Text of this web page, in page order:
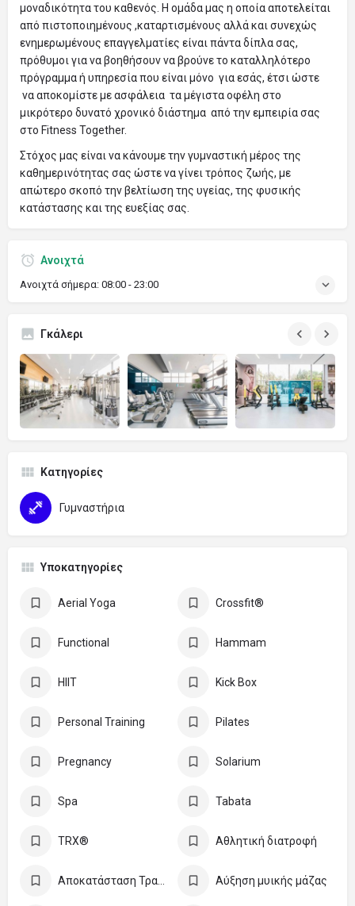
μοναδικότητα του καθενός. Η ομάδα μας η οποία αποτελείται
από πιστοποιημένους ,καταρτισμένους αλλά και συνεχώς
ενημερωμένους επαγγελματίες είναι πάντα δίπλα σας,
πρόθυμοι για να βοηθήσουν να βρούνε το καταλληλότερο
πρόγραμμα ή υπηρεσία που είναι μόνο για εσάς, έτσι ώστε
να αποκομίστε με ασφάλεια τα μέγιστα οφέλη στο
μικρότερο δυνατό χρονικό διάστημα από την εμπειρία σας
στο Fitness Together.
Στόχος μας είναι να κάνουμε την γυμναστική μέρος της
καθημερινότητας σας ώστε να γίνει τρόπος ζωής, με
απώτερο σκοπό την βελτίωση της υγείας, της φυσικής
κατάστασης και της ευεξίας σας.
Ανοιχτά
Ανοιχτά σήμερα: 08:00 - 23:00
Γκάλερι
Κατηγορίες
Γυμναστήρια
Υποκατηγορίες
Aerial Yoga Crossfit®
Functional Hammam
HIIT Kick Box
Personal Training Pilates
Pregnancy Solarium
Spa Tabata
TRX® Αθλητική διατροφή
Αποκατάσταση Τραυματισμών Αύξηση μυικής μάζας